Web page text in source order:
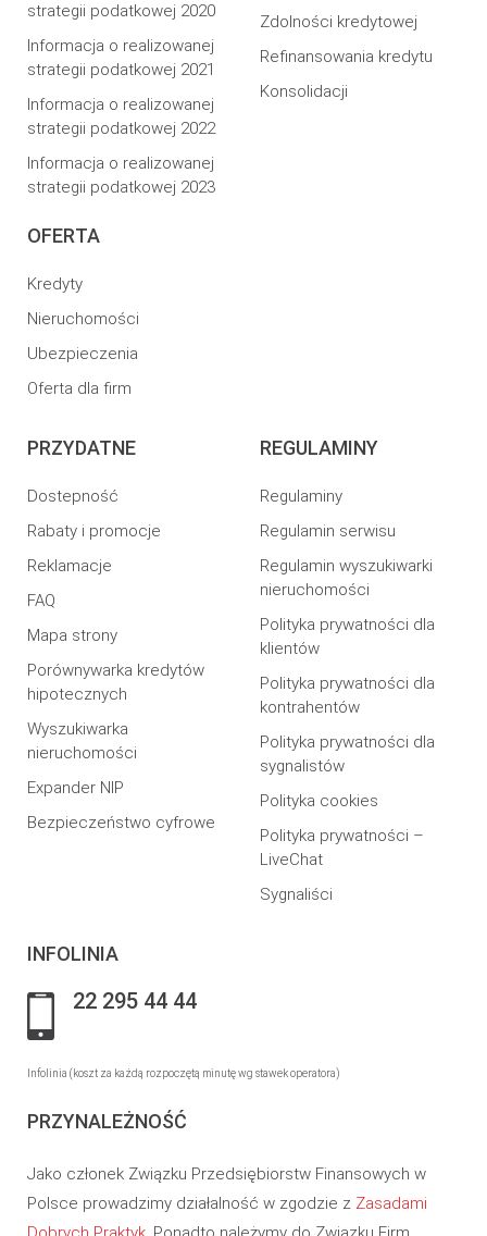
strategii podatkowej 2020
Informacja o realizowanej
strategii podatkowej 2021
Informacja o realizowanej
strategii podatkowej 2022
Informacja o realizowanej
strategii podatkowej 2023
OFERTA
Kredyty
Nieruchomości
Ubezpieczenia
Oferta dla firm
Zdolności kredytowej
Refinansowania kredytu
Konsolidacji
PRZYDATNE
Dostepność
Rabaty i promocje
Reklamacje
FAQ
Mapa strony
Porównywarka kredytów
hipotecznych
Wyszukiwarka
nieruchomości
Expander NIP
Bezpieczeństwo cyfrowe
REGULAMINY
Regulaminy
Regulamin serwisu
Regulamin wyszukiwarki
nieruchomości
Polityka prywatności dla
klientów
Polityka prywatności dla
kontrahentów
Polityka prywatności dla
sygnalistów
Polityka cookies
Polityka prywatności –
LiveChat
Sygnaliści
INFOLINIA
22 295 44 44
Infolinia (koszt za każdą rozpoczętą minutę wg stawek operatora)
PRZYNALEŻNOŚĆ
Jako członek Związku Przedsiębiorstw Finansowych w
Polsce prowadzimy działalność w zgodzie z Zasadami